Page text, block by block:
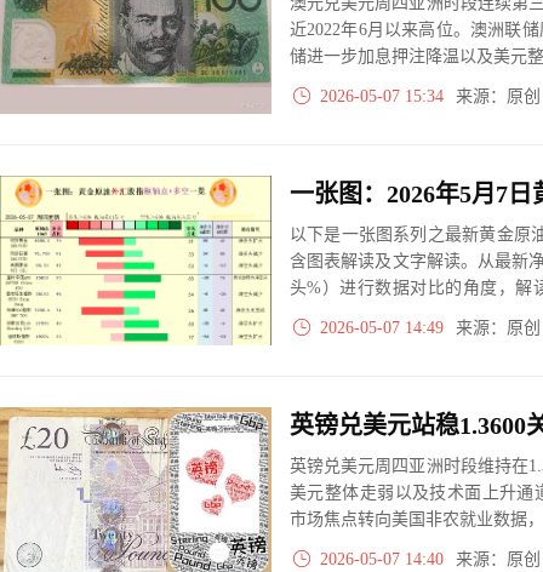
近2022年6月以来高位。澳洲联
储进一步加息押注降温以及美元
2026-05-07 15:34 来源：原
以下是一张图系列之最新黄金原
含图表解读及文字解读。从最新
头%）进行数据对比的角度，解
大、净多头减小、净空头无变
实际数据对比结果对应展示其中
2026-05-07 14:49 来源：原
英镑兑美元周四亚洲时段维持在
美元整体走弱以及技术面上升通
市场焦点转向美国非农就业数据
2026-05-07 14:40 来源：原